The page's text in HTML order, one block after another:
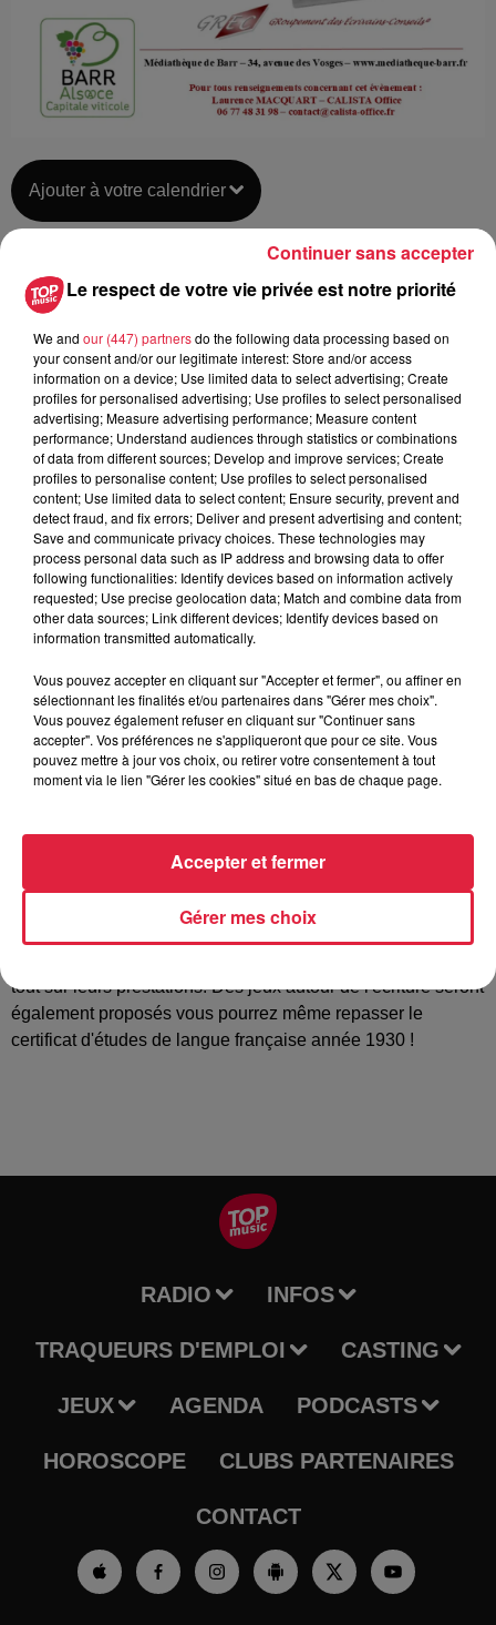
Ajouter à votre calendrier
Date
28 mars 2020 à 0h00
Lieu Médiathèque de Barr
Organisateur
MACQUART Laurence
0677483198
contact@calista-office.fr
Tarif Gratuit
Des écrivains publics membres du GREC (Groupement des
Venez les rencontrer ils vous expliqueront en quoi ce métier
société d'aujourd'hui. De la biographie à l'assistance
tout sur leurs prestations. Des jeux autour de l'écriture seront
également proposés vous pourrez même repasser le
certificat d'études de langue française année 1930 !
RADIO INFOS
TRAQUEURS D'EMPLOI CASTING
JEUX AGENDA PODCASTS
HOROSCOPE CLUBS PARTENAIRES
CONTACT
Le respect de votre vie privée est notre priorité
We and our (447) partnersdo the following data processing based on
your consent and/or our legitimate interest: Store and/or access
information on a device; Use limited data to select advertising; Create
profiles for personalised advertising; Use profiles to select personalised
advertising; Measure advertising performance; Measure content
performance; Understand audiences through statistics or combinations
of data from different sources; Develop and improve services; Create
profiles to personalise content; Use profiles to select personalised
content; Use limited data to select content; Ensure security, prevent and
detect fraud, and fix errors; Deliver and present advertising and content;
Save and communicate privacy choices. These technologies may
process personal data such as IP address and browsing data to offer
following functionalities: Identify devices based on information actively
requested; Use precise geolocation data; Match and combine data from
other data sources; Link different devices; Identify devices based on
information transmitted automatically.
Vous pouvez accepter en cliquant sur "Accepter et fermer", ou affiner en
sélectionnant les finalités et/ou partenaires dans "Gérer mes choix".
Vous pouvez également refuser en cliquant sur "Continuer sans
accepter". Vos préférences ne s'appliqueront que pour ce site. Vous
pouvez mettre à jour vos choix, ou retirer votre consentement à tout
moment via le lien "Gérer les cookies" situé en bas de chaque page.
Gérer mes choix
Accepter et fermer
Continuer sans accepter